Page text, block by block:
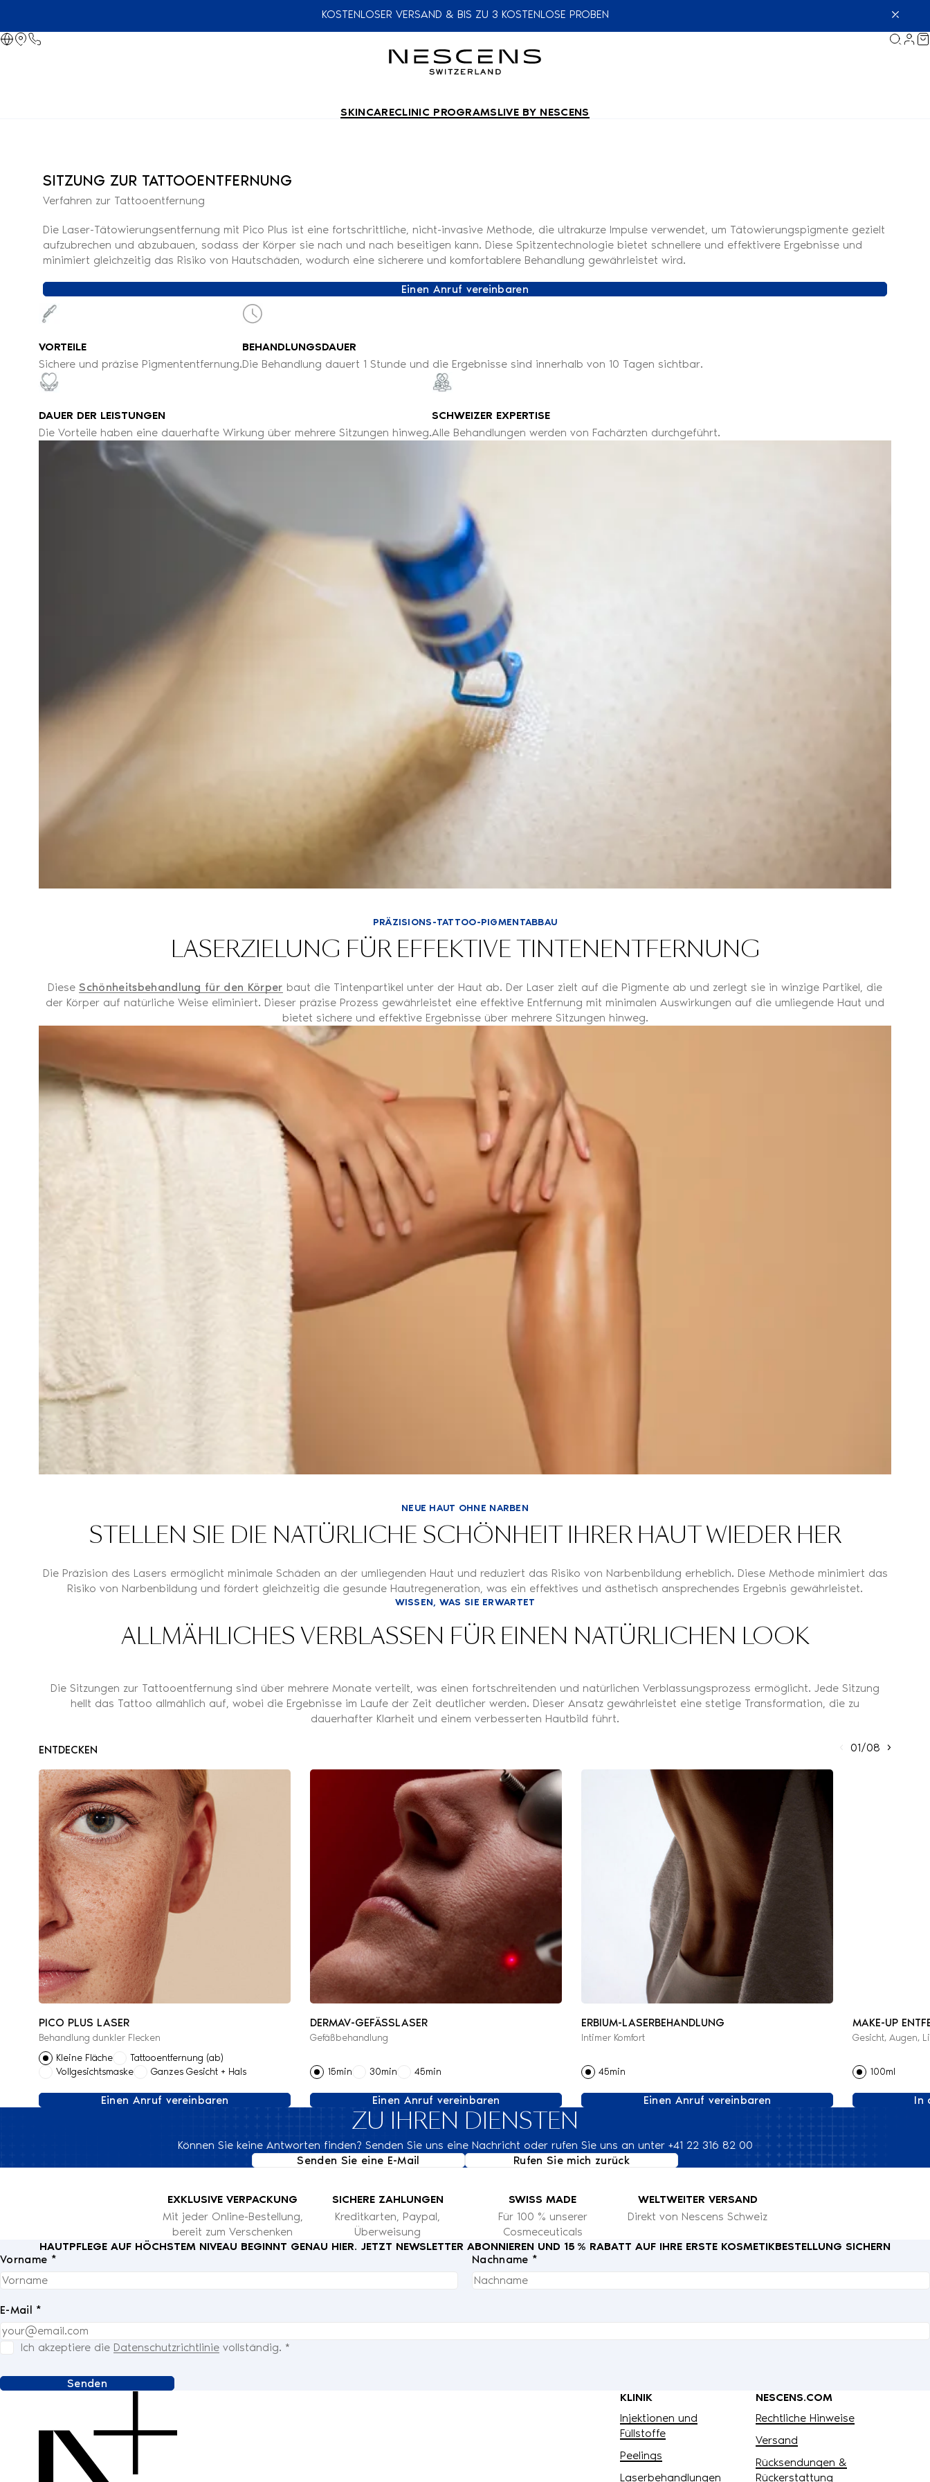
KOSTENLOSER VERSAND & BIS ZU 3 KOSTENLOSE PROBEN
SKINCARECLINIC PROGRAMSLIVE BY NESCENS
SITZUNG ZUR TATTOOENTFERNUNG
Verfahren zur Tattooentfernung
Die Laser-Tätowierungsentfernung mit Pico Plus ist eine fortschrittliche, nicht-invasive Methode, die ultrakurze Impulse verwendet, um Tätowierungspigmente gezielt
aufzubrechen und abzubauen, sodass der Körper sie nach und nach beseitigen kann. Diese Spitzentechnologie bietet schnellere und effektivere Ergebnisse und
minimiert gleichzeitig das Risiko von Hautschäden, wodurch eine sicherere und komfortablere Behandlung gewährleistet wird.
Einen Anruf vereinbaren
VORTEILE
Sichere und präzise Pigmententfernung.
BEHANDLUNGSDAUER
Die Behandlung dauert 1 Stunde und die Ergebnisse sind innerhalb von 10 Tagen sichtbar.
DAUER DER LEISTUNGEN
Die Vorteile haben eine dauerhafte Wirkung über mehrere Sitzungen hinweg.
SCHWEIZER EXPERTISE
Alle Behandlungen werden von Fachärzten durchgeführt.
PRÄZISIONS-TATTOO-PIGMENTABBAU
LASERZIELUNG FÜR EFFEKTIVE TINTENENTFERNUNG
Diese Schönheitsbehandlung für den Körper baut die Tintenpartikel unter der Haut ab. Der Laser zielt auf die Pigmente ab und zerlegt sie in winzige Partikel, die
der Körper auf natürliche Weise eliminiert. Dieser präzise Prozess gewährleistet eine effektive Entfernung mit minimalen Auswirkungen auf die umliegende Haut und
bietet sichere und effektive Ergebnisse über mehrere Sitzungen hinweg.
NEUE HAUT OHNE NARBEN
STELLEN SIE DIE NATÜRLICHE SCHÖNHEIT IHRER HAUT WIEDER HER
Die Präzision des Lasers ermöglicht minimale Schäden an der umliegenden Haut und reduziert das Risiko von Narbenbildung erheblich. Diese Methode minimiert das
Risiko von Narbenbildung und fördert gleichzeitig die gesunde Hautregeneration, was ein effektives und ästhetisch ansprechendes Ergebnis gewährleistet.
WISSEN, WAS SIE ERWARTET
ALLMÄHLICHES VERBLASSEN FÜR EINEN NATÜRLICHEN LOOK
Die Sitzungen zur Tattooentfernung sind über mehrere Monate verteilt, was einen fortschreitenden und natürlichen Verblassungsprozess ermöglicht. Jede Sitzung
hellt das Tattoo allmählich auf, wobei die Ergebnisse im Laufe der Zeit deutlicher werden. Dieser Ansatz gewährleistet eine stetige Transformation, die zu
dauerhafter Klarheit und einem verbesserten Hautbild führt.
ENTDECKEN 01/08
PICO PLUS LASER
Behandlung dunkler Flecken
Kleine Fläche
Tattooentfernung (ab)
Vollgesichtsmaske
Ganzes Gesicht + Hals
Einen Anruf vereinbaren
DERMAV-GEFÄSSLASER
Gefäßbehandlung
15min 30min 45min
Einen Anruf vereinbaren
ERBIUM-LASERBEHANDLUNG
Intimer Komfort
45min
Einen Anruf vereinbaren
MAKE-UP
Gesicht, Augen,
100ml
In
ZU IHREN DIENSTEN
Können Sie keine Antworten finden? Senden Sie uns eine Nachricht oder rufen Sie uns an unter +41 22 316 82 00
Senden Sie eine E-Mail
Rufen Sie mich zurück
EXKLUSIVE VERPACKUNG
Mit jeder Online-Bestellung,
bereit zum Verschenken
SICHERE ZAHLUNGEN
Kreditkarten, Paypal,
Überweisung
SWISS MADE
Für 100 % unserer
Cosmeceuticals
WELTWEITER VERSAND
Direkt von Nescens Schweiz
HAUTPFLEGE AUF HÖCHSTEM NIVEAU BEGINNT GENAU HIER. JETZT NEWSLETTER ABONNIEREN UND 15 % RABATT AUF IHRE ERSTE KOSMETIKBESTELLUNG SICHERN
Vorname *
Nachname *
E-Mail *
Ich akzeptiere die Datenschutzrichtlinie vollständig. *
Senden
KLINIK
Injektionen und
Füllstoffe
Peelings
Laserbehandlungen
NESCENS.COM
Rechtliche Hinweise
Versand
Rücksendungen &
Rückerstattung